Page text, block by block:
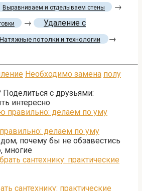
Выравниваем и отделываем стены →
→
Удаление с
Натяжные потолки и технологии →
Необходимо замена полу
Поделиться с друзьями:
интересно
делаем по уму
дом, почему бы не обзавестись
многие
сантехнику: практические